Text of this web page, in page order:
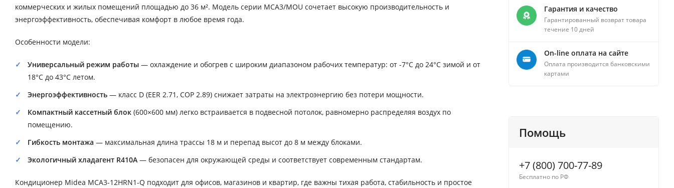
коммерческих и жилых помещений площадью до 36 м². Модель серии MCA3/MOU сочетает высокую производительность и
энергоэффективность, обеспечивая комфорт в любое время года.
Особенности модели:
Универсальный режим работы — охлаждение и обогрев с широким диапазоном рабочих температур: от -7°C до 24°C зимой и от
18°C до 43°C летом.
Энергоэффективность — класс D (EER 2.71, COP 2.89) снижает затраты на электроэнергию без потери мощности.
Компактный кассетный блок (600×600 мм) легко встраивается в подвесной потолок, равномерно распределяя воздух по
помещению.
Гибкость монтажа — максимальная длина трассы 18 м и перепад высот до 8 м между блоками.
Экологичный хладагент R410A — безопасен для окружающей среды и соответствует современным стандартам.
Кондиционер Midea MCA3-12HRN1-Q подходит для офисов, магазинов и квартир, где важны тихая работа, стабильность и простое
Гарантия и качество
Гарантированный возврат товара
течение 10 дней
On-line оплата на сайте
Оплата производится банковскими
картами
Помощь
+7 (800) 700-77-89
Бесплатно по РФ